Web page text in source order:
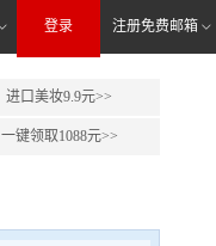
登录 注册免费邮箱
进口美妆9.9元>>
一键领取1088元>>